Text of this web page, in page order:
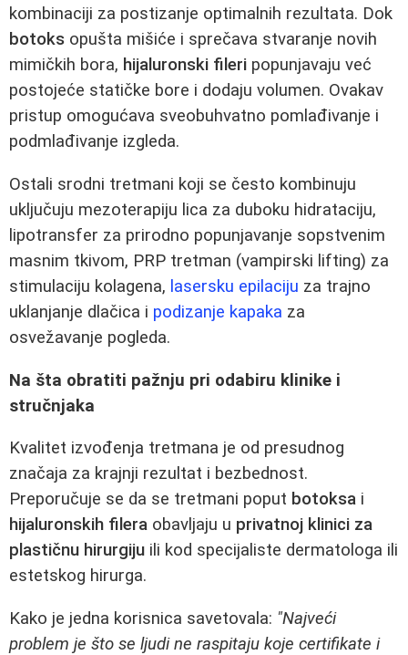
kombinaciji za postizanje optimalnih rezultata. Dok
botoks opušta mišiće i sprečava stvaranje novih
mimičkih bora, hijaluronski fileri popunjavaju već
postojeće statičke bore i dodaju volumen. Ovakav
pristup omogućava sveobuhvatno pomlađivanje i
podmlađivanje izgleda.
Ostali srodni tretmani koji se često kombinuju
uključuju mezoterapiju lica za duboku hidrataciju,
lipotransfer za prirodno popunjavanje sopstvenim
masnim tkivom, PRP tretman (vampirski lifting) za
stimulaciju kolagena, lasersku epilaciju za trajno
uklanjanje dlačica i podizanje kapaka za
osvežavanje pogleda.
Na šta obratiti pažnju pri odabiru klinike i
stručnjaka
Kvalitet izvođenja tretmana je od presudnog
značaja za krajnji rezultat i bezbednost.
Preporučuje se da se tretmani poput botoksa i
hijaluronskih filera obavljaju u privatnoj klinici za
plastičnu hirurgiju ili kod specijaliste dermatologa ili
estetskog hirurga.
Kako je jedna korisnica savetovala: "Najveći
problem je što se ljudi ne raspitaju koje certifikate i